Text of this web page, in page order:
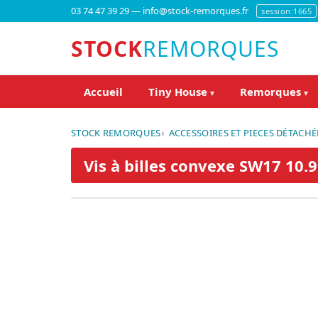
03 74 47 39 29 — info@stock-remorques.fr session:1665
STOCKREMORQUES
Accueil Tiny House ▾ Remorques ▾
STOCK REMORQUES ACCESSOIRES ET PIECES
Vis à billes convexe SW17